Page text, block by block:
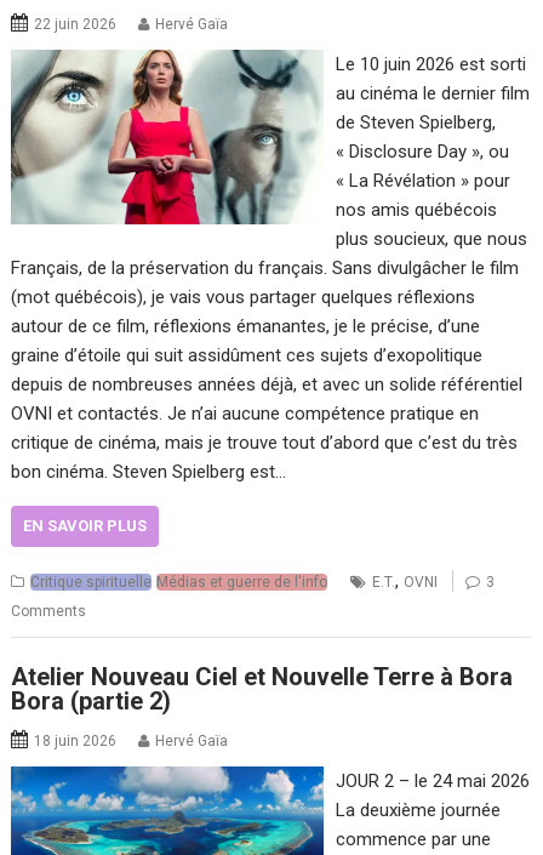
22 juin 2026 Hervé Gaïa
Le 10 juin 2026 est sorti
au cinéma le dernier film
de Steven Spielberg,
« Disclosure Day », ou
« La Révélation » pour
nos amis québécois
plus soucieux, que nous
Français, de la préservation du français. Sans divulgâcher le film
(mot québécois), je vais vous partager quelques réflexions
autour de ce film, réflexions émanantes, je le précise, d’une
graine d’étoile qui suit assidûment ces sujets d’exopolitique
depuis de nombreuses années déjà, et avec un solide référentiel
OVNI et contactés. Je n’ai aucune compétence pratique en
critique de cinéma, mais je trouve tout d’abord que c’est du très
bon cinéma. Steven Spielberg est…
EN SAVOIR PLUS
Critique spirituelle Médias et guerre de l'info E.T., OVNI
3
Comments
Atelier Nouveau Ciel et Nouvelle Terre à Bora
Bora (partie 2)
18 juin 2026 Hervé Gaïa
JOUR 2 – le 24 mai 2026
La deuxième journée
commence par une